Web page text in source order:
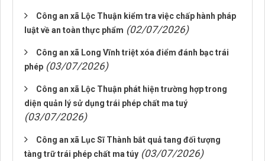
Công an xã Lộc Thuận kiểm tra việc chấp hành pháp
luật về an toàn thực phẩm (02/07/2026)
Công an xã Long Vĩnh triệt xóa điểm đánh bạc trái
phép (03/07/2026)
Công an xã Lộc Thuận phát hiện trường hợp trong
diện quản lý sử dụng trái phép chất ma tuý
(03/07/2026)
Công an xã Lục Sĩ Thành bắt quả tang đối tượng
tàng trữ trái phép chất ma túy (03/07/2026)